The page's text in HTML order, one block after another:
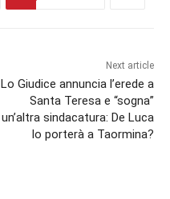
Next article
Lo Giudice annuncia l’erede a
Santa Teresa e “sogna”
un’altra sindacatura: De Luca
lo porterà a Taormina?